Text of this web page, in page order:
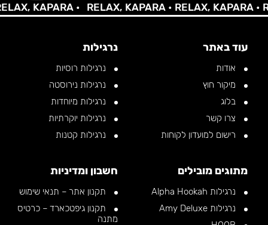
KAPARA • RELAX, KAPARA •RELAX, KAPARA •
עוד באתר
אודות
מיקור חוץ
בלוג
צרו קשר
רישום למועדון לקוחות
נרגילות
נרגילות רוסיות
נרגילות נירוסטה
נרגילות מיוחדות
נרגילות יוקרתיות
נרגילות קטנות
מתוגים מובילים
נרגילות Alpha Hookah
נרגילות Amy Deluxe
חשבון ומדיניות
תקנון אתר – תנאי שימוש
תקנון גיפטכארד – כרטיס
מתנה